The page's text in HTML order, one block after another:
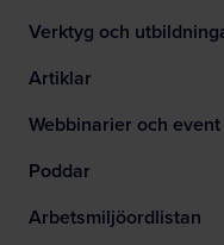
Verktyg och
Artiklar
Webbinarier och event
Poddar
Arbetsmiljöordlistan